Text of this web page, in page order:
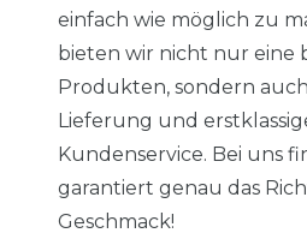
einfach wie möglich zu
bieten wir nicht nur eine
Produkten, sondern
Lieferung und
Kundenservice. Bei uns
garantiert genau das
Geschmack!